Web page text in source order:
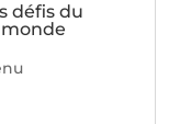
défis du